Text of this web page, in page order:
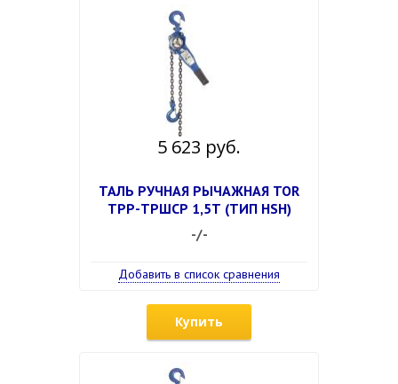
5 623 руб.
ТАЛЬ РУЧНАЯ РЫЧАЖНАЯ TOR
ТРР-ТРШСР 1,5Т (ТИП HSH)
-/-
Добавить в список сравнения
Купить